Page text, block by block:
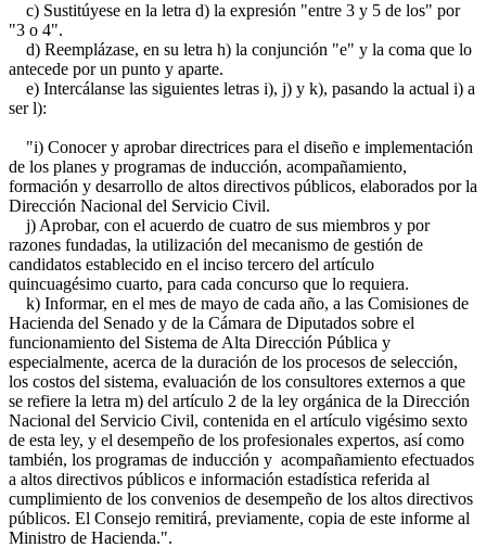
c) Sustitúyese en la letra d) la expresión "entre 3 y 5 de los" por
"3 o 4".
d) Reemplázase, en su letra h) la conjunción "e" y la coma que lo
antecede por un punto y aparte.
e) Intercálanse las siguientes letras i), j) y k), pasando la actual i) a
ser l):
"i) Conocer y aprobar directrices para el diseño e implementación
de los planes y programas de inducción, acompañamiento,
formación y desarrollo de altos directivos públicos, elaborados por la
Dirección Nacional del Servicio Civil.
j) Aprobar, con el acuerdo de cuatro de sus miembros y por
razones fundadas, la utilización del mecanismo de gestión de
candidatos establecido en el inciso tercero del artículo
quincuagésimo cuarto, para cada concurso que lo requiera.
k) Informar, en el mes de mayo de cada año, a las Comisiones de
Hacienda del Senado y de la Cámara de Diputados sobre el
funcionamiento del Sistema de Alta Dirección Pública y
especialmente, acerca de la duración de los procesos de selección,
los costos del sistema, evaluación de los consultores externos a que
se refiere la letra m) del artículo 2 de la ley orgánica de la Dirección
Nacional del Servicio Civil, contenida en el artículo vigésimo sexto
de esta ley, y el desempeño de los profesionales expertos, así como
también, los programas de inducción y acompañamiento efectuados
a altos directivos públicos e información estadística referida al
cumplimiento de los convenios de desempeño de los altos directivos
públicos. El Consejo remitirá, previamente, copia de este informe al
Ministro de Hacienda.".